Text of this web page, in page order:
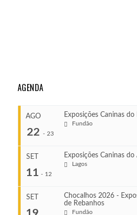
AGENDA
AGO
22 - 23
Exposições Caninas do
Fundão
SET
11 - 12
Exposições Caninas do
Lagos
SET
Chocalhos 2026 -
de Rebanhos
Fundão